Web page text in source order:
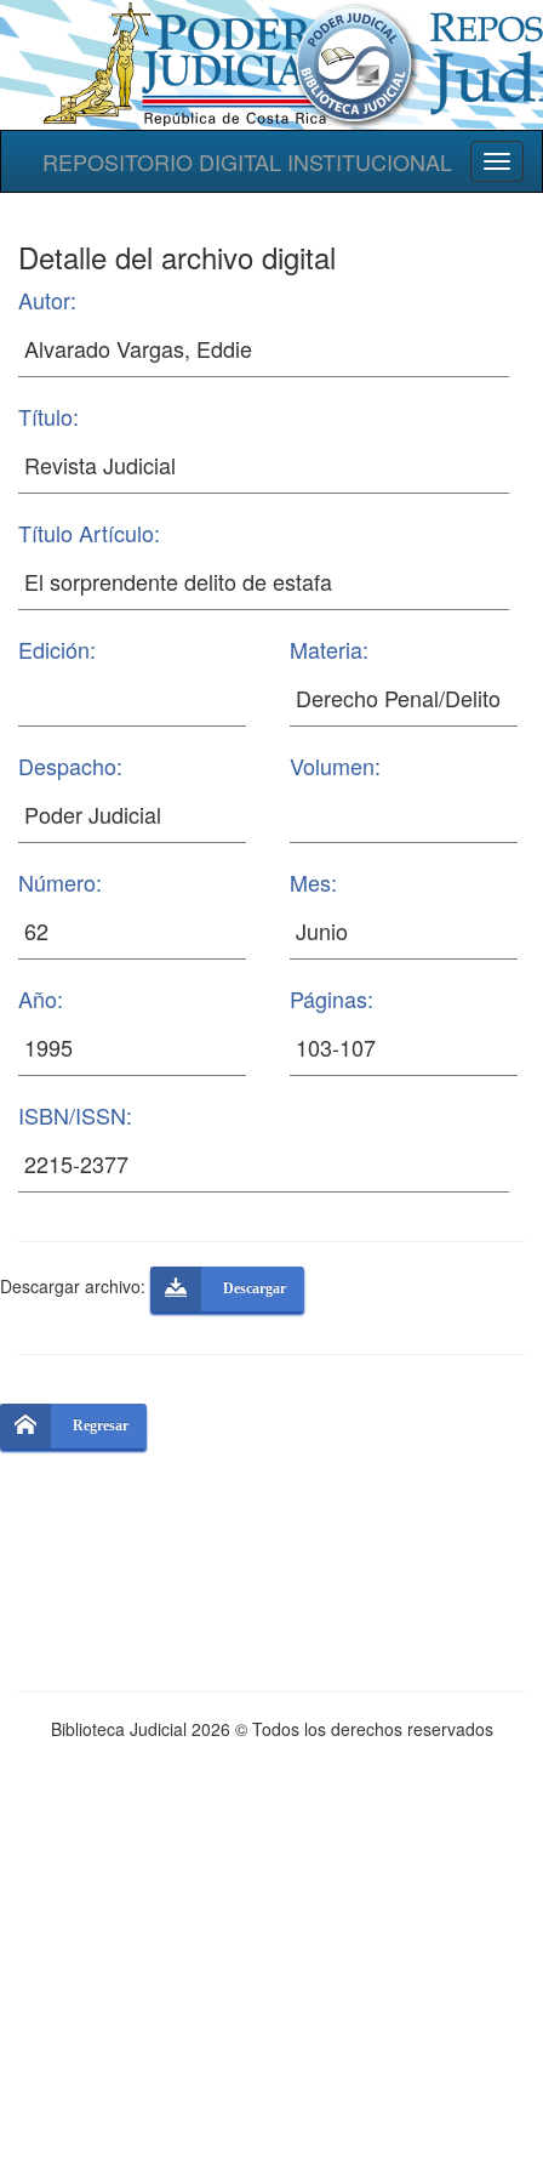
REPOSITORIO DIGITAL INSTITUCIONAL
Detalle del archivo digital
Autor:
Título:
Título Artículo:
Edición: Materia:
Despacho: Volumen:
Número: Mes:
Año: Páginas:
ISBN/ISSN:
Descargar archivo: Descargar
Regresar
Biblioteca Judicial 2026 © Todos los derechos reservados